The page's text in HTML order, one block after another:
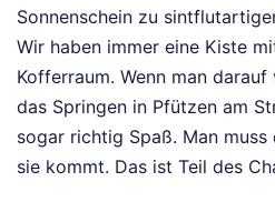
Sonnenschein zu
Wir haben immer eine Kiste
Kofferraum. Wenn man
das Springen in Pfützen am
sogar richtig Spaß. Man
sie kommt. Das ist Teil des